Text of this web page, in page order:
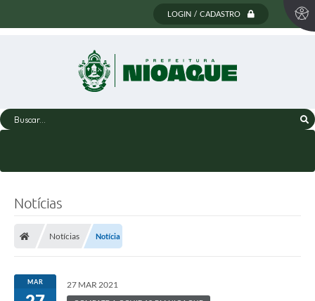
LOGIN / CADASTRO
Buscar...
Notícias
Notícias Notícia
MAR 27 MAR 2021